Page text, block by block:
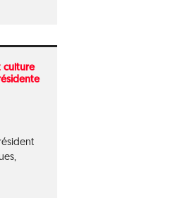
culture